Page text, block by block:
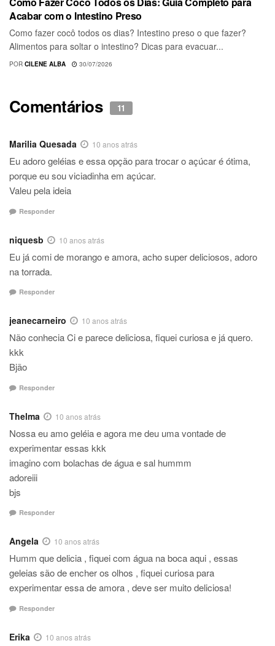
Acabar com o Intestino Preso
Como fazer cocô todos os dias? Intestino preso o que fazer?
Alimentos para soltar o intestino? Dicas para evacuar...
POR CILENE ALBA 30/07/2026
Comentários 11
Marilia Quesada 10 anos atrás
Eu adoro geléias e essa opção para trocar o açúcar é ótima,
porque eu sou viciadinha em açúcar.
Valeu pela ideia
Responder
niquesb 10 anos atrás
Eu já comi de morango e amora, acho super deliciosos, adoro
na torrada.
Responder
jeanecarneiro 10 anos atrás
Não conhecia Ci e parece deliciosa, fiquei curiosa e já quero.
kkk
Bjão
Responder
Thelma 10 anos atrás
Nossa eu amo geléia e agora me deu uma vontade de
experimentar essas kkk
imagino com bolachas de água e sal hummm
adoreiii
bjs
Responder
Angela 10 anos atrás
Humm que delicia , fiquei com água na boca aqui , essas
geleias são de encher os olhos , fiquei curiosa para
experimentar essa de amora , deve ser muito deliciosa!
Responder
Erika 10 anos atrás